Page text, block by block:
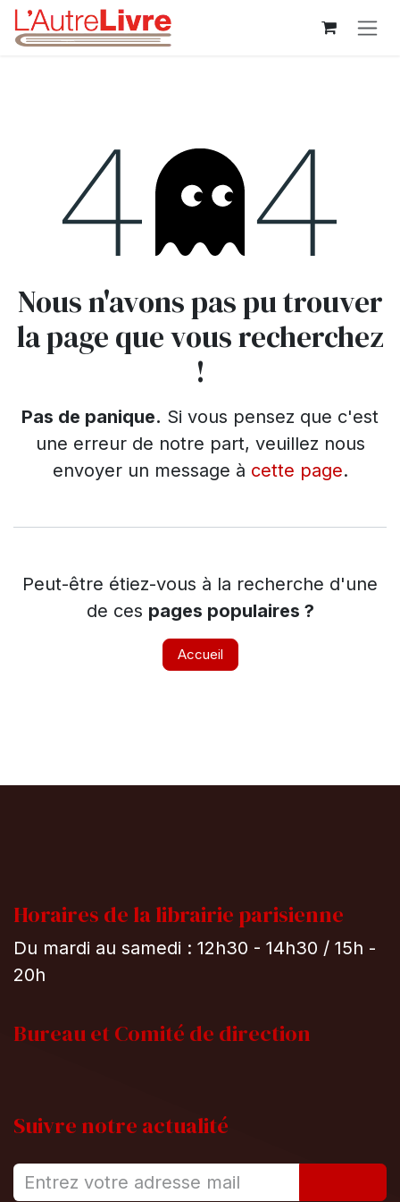
Se rendre au contenu
Erreur 404
Nous n'avons pas pu trouver
la page que vous recherchez
!
Pas de panique. Si vous pensez que c'est
une erreur de notre part, veuillez nous
envoyer un message à cette page.
Peut-être étiez-vous à la recherche d'une
de ces pages populaires ?
Accueil
Horaires de la librairie parisienne
Du mardi au samedi : 12h30 - 14h30 / 15h -
20h
Bureau etComité de direction
Suivre notre actualité